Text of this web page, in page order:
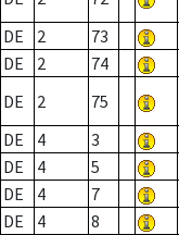
DE
2 73
DE
2 74
DE
2 75
DE
4 3
DE
4 5
DE
4 7
DE
4 8